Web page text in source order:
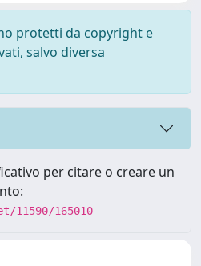
protetti da copyright e
salvo diversa
per citare o creare un
165010